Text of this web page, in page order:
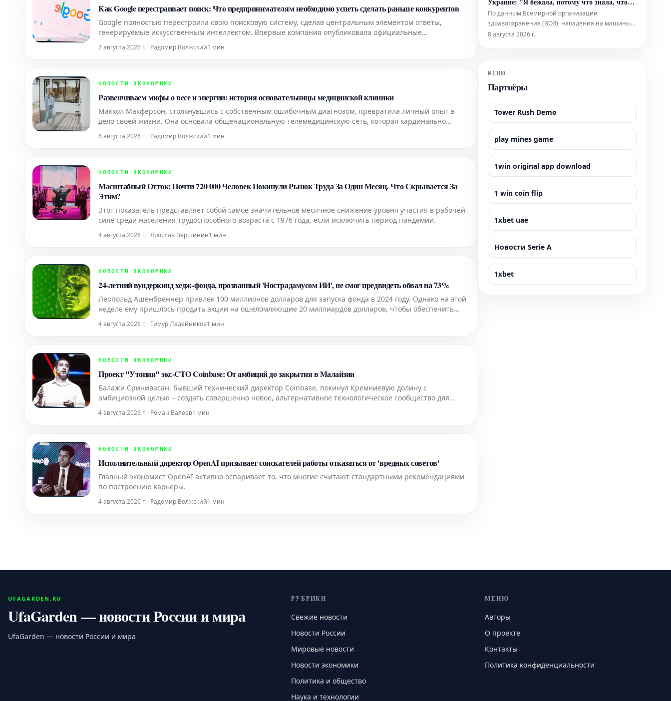
Как Google перестраивает поиск: Что предпринимателям необходимо успеть сделать раньше конкурентов
Google полностью перестроила свою поисковую систему, сделав центральным элементом ответы,
генерируемые искусственным интеллектом. Впервые компания опубликовала официальные
рекомендации, описывающие, как оставаться заметным и сохранять видимость в этом новом формате
поисковой выдачи. Для предпри
7 августа 2026 г. · Радомир Волжский1 мин
НОВОСТИ ЭКОНОМИКИ
Развенчиваем мифы о весе и энергии: история основательницы медицинской клиники
Маккол Макферсон, столкнувшись с собственным ошибочным диагнозом, превратила личный опыт в
дело своей жизни. Она основала общенациональную телемедицинскую сеть, которая кардинально
меняет подход к диагностике, лечению и даже общественному восприятию заболеваний щитовидной
железы.
6 августа 2026 г. · Радомир Волжский1 мин
НОВОСТИ ЭКОНОМИКИ
Масштабный Отток: Почти 720 000 Человек Покинули Рынок Труда За Один Месяц. Что Скрывается За
Этим?
Этот показатель представляет собой самое значительное месячное снижение уровня участия в рабочей
силе среди населения трудоспособного возраста с 1976 года, если исключить период пандемии.
4 августа 2026 г. · Ярослав Вершинин1 мин
НОВОСТИ ЭКОНОМИКИ
24-летний вундеркинд хедж-фонда, прозванный 'Нострадамусом ИИ', не смог предвидеть обвал на 73%
Леопольд Ашенбреннер привлек 100 миллионов долларов для запуска фонда в 2024 году. Однако на этой
неделе ему пришлось продать акции на ошеломляющие 20 миллиардов долларов, чтобы обеспечить
выживание своего предприятия.
4 августа 2026 г. · Тимур Ладейников1 мин
НОВОСТИ ЭКОНОМИКИ
Проект "Утопия" экс-CTO Coinbase: От амбиций до закрытия в Малайзии
Балажи Сринивасан, бывший технический директор Coinbase, покинул Кремниевую долину с
амбициозной целью – создать совершенно новое, альтернативное технологическое сообщество для
среду для инноваций.
4 августа 2026 г. · Роман Валеев1 мин
НОВОСТИ ЭКОНОМИКИ
Исполнительный директор OpenAI призывает соискателей работы отказаться от 'вредных советов'
Главный экономист OpenAI активно оспаривает то, что многие считают стандартными рекомендациями
по построению карьеры.
4 августа 2026 г. · Радомир Волжский1 мин
президента ФИФА заявил, что Инфантино
"категорически отрицает эти абсолютно ложные
умру"
По данным Всемирной организации
здравоохранения (ВОЗ), нападения на машины
скорой помощи составляют 20% от общего числа
систематических нападений гражданск
8 августа 2026 г.
МЕНЮ
Партнёры
Tower Rush Demo
play mines game
1win original app download
1 win coin flip
1xbet uae
Новости Serie A
1xbet
UFAGARDEN.RU
UfaGarden — новости России и мира
UfaGarden — новости России и мира
РУБРИКИ
Свежие новости
Новости России
Мировые новости
Новости экономики
Политика и общество
Наука и технологии
МЕНЮ
Авторы
О проекте
Контакты
Политика конфиденциальности